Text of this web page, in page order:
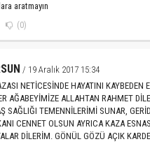
aratmayın
(0)
/ 19 Aralık 2017 15:34
NETİCESİNDE HAYATINI
AĞABEYİMİZE ALLAHTAN RAHMET
SAĞLIĞI TEMENNİLERİMİ SUNAR,
CENNET OLSUN AYRICA KAZA
DİLERİM. GÖNÜL GÖZÜ AÇIK